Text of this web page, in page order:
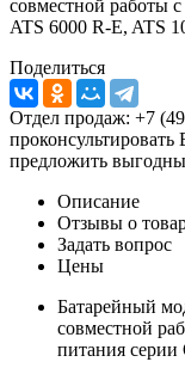
совместной работы
ATS 6000 R-E, ATS
Поделиться
Отдел продаж: +7
предложить
Описание
Отзывы о
Задать вопрос
Цены
Батарейный
совместной
питания серии